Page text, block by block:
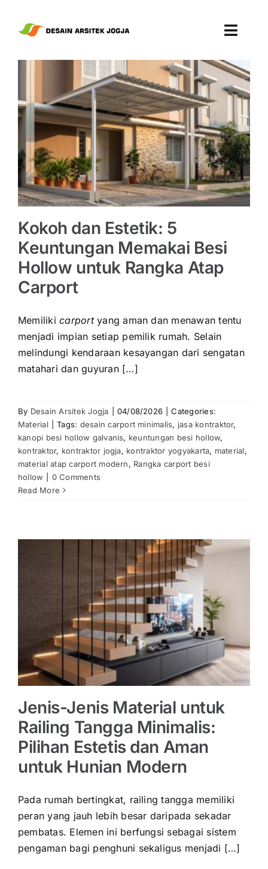
content
Portofolio
Artikel
Kontak
Search
for:
Kokoh dan Estetik: 5
Keuntungan Memakai Besi
Hollow untuk Rangka Atap
Carport
Memilikicarportyang aman dan menawan tentu
menjadi impian setiap pemilik rumah. Selain
melindungi kendaraan kesayangan dari sengatan
matahari dan guyuran […]
By Desain Arsitek Jogja 04/08/2026
Categories:
Material
Tags: desain carport minimalis, jasa kontraktor,
kanopi besi hollow galvanis, keuntungan besi hollow,
kontraktor, kontraktor jogja, kontraktor yogyakarta, material,
material atap carport modern, Rangka carport besi
hollow
0 Comments
Read More
Jenis-Jenis Material untuk
Railing Tangga Minimalis:
Pilihan Estetis dan Aman
untuk Hunian Modern
Pada rumah bertingkat, railing tangga memiliki
peran yang jauh lebih besar daripada sekadar
pembatas. Elemen ini berfungsi sebagai sistem
pengaman bagi penghuni sekaligus menjadi […]